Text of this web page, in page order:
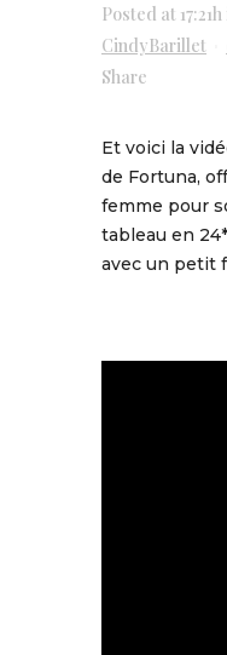
Posted at 17:21h
CindyBarillet
Share
Et voici la
de Fortuna,
femme pour
tableau en
avec un petit